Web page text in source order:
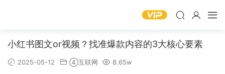
小红书图文or视频？找准爆款内容的3大核心要素
2025-05-12 ④互联网 8.65w